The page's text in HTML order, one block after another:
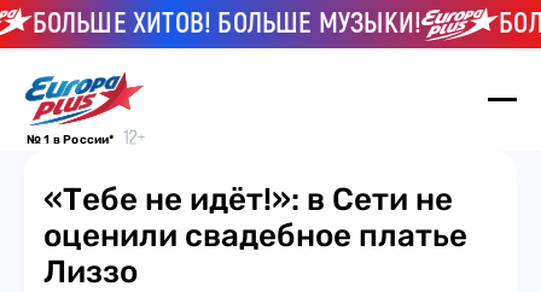
БОЛЬШЕ ХИТОВ! БОЛЬШЕ МУЗЫКИ!
№ 1 в России*
«Тебе не идёт!»: в Сети не
оценили свадебное платье
Лиззо